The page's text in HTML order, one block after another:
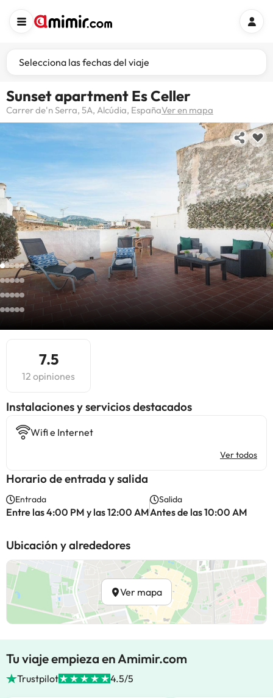
Selecciona las fechas del viaje
Sunset apartment Es Celler
Carrer de'n Serra, 5A, Alcúdia, EspañaVer en mapa
7.5
12 opiniones
Instalaciones y servicios destacados
Wifi e Internet
Ver todos
Horario de entrada y salida
Entrada
Entre las 4:00 PM y las 12:00 AM
Salida
Antes de las 10:00 AM
Ubicación y alrededores
Ver mapa
Tu viaje empieza en Amimir.com
Trustpilot 4.5/5